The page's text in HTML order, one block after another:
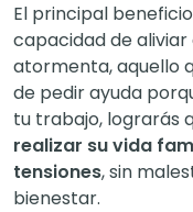
El principal
capacidad de aliviar
atormenta, aquello
de pedir ayuda
tu trabajo, lograrás
realizar su vida
tensiones, sin
bienestar.